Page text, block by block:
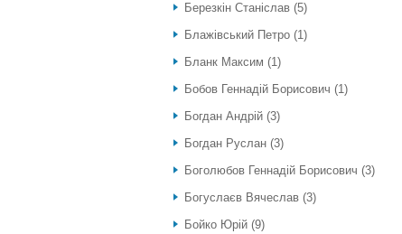
Березкін Станіслав (5)
Блажівський Петро (1)
Бланк Максим (1)
Бобов Геннадій Борисович (1)
Богдан Андрій (3)
Богдан Руслан (3)
Боголюбов Геннадій Борисович (3)
Богуслаєв Вячеслав (3)
Бойко Юрій (9)